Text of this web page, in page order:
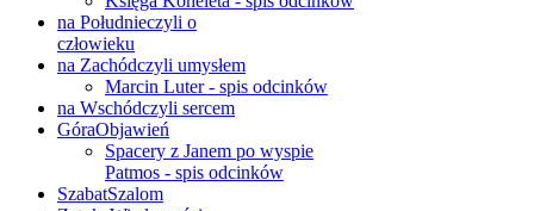
na Południeczyli o
człowieku
na Zachódczyli umysłem
Marcin Luter - spis odcinków
na Wschódczyli sercem
GóraObjawień
Spacery z Janem po wyspie
Patmos - spis odcinków
SzabatSzalom